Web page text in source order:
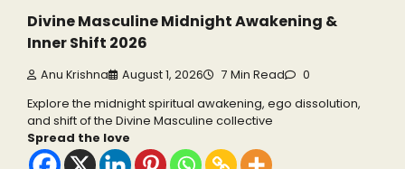
Divine Masculine Midnight Awakening &
Inner Shift 2026
Anu Krishna August 1, 2026 7 Min Read 0
Explore the midnight spiritual awakening, ego dissolution,
and shift of the Divine Masculine collective
Spread the love